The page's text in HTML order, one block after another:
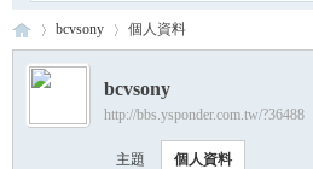
›
bcvsony 個人資料
bcvsony
http://bbs.ysponder.com.tw/?36488
主題 個人資料